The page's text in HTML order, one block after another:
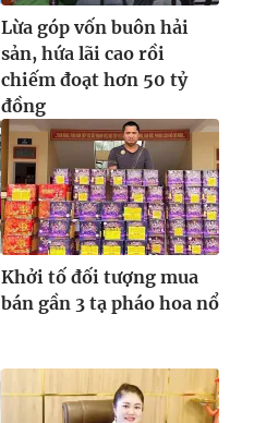
Lừa góp vốn buôn hải
sản, hứa lãi cao rồi
chiếm đoạt hơn 50 tỷ
đồng
Khởi tố đối tượng mua
bán gần 3 tạ pháo hoa nổ